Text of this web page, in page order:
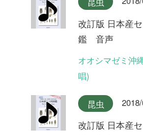
昆虫 2018/07/06
改訂版 日本産セミ科図
鑑 音声
ツクツクボウシ屋久島産
昆虫
改訂版 日本産セミ科図
鑑 音声
ツクツクボウシ